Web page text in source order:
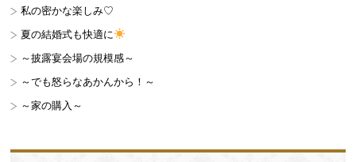
私の密かな楽しみ♡
夏の結婚式も快適に
～披露宴会場の規模感～
～でも怒らなあかんから！～
～家の購入～